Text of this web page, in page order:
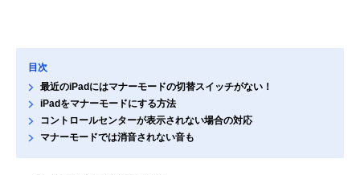
目次
最近のiPadにはマナーモードの切替スイッチがない！
iPadをマナーモードにする方法
コントロールセンターが表示されない場合の対応
マナーモードでは消音されない音も